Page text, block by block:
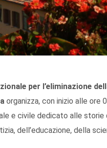
per l’eliminazione
organizza, con inizio alle ore
e civile dedicato alle storie
dell’educazione, della